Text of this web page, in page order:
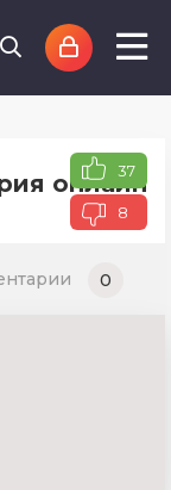
онлайн
37
8
0